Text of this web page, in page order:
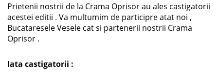
Prietenii nostrii de la Crama Oprisor au ales castigatorii
acestei editii . Va multumim de participre atat noi ,
Bucataresele Vesele cat si partenerii nostrii Crama
Oprisor .
Iata castigatorii :